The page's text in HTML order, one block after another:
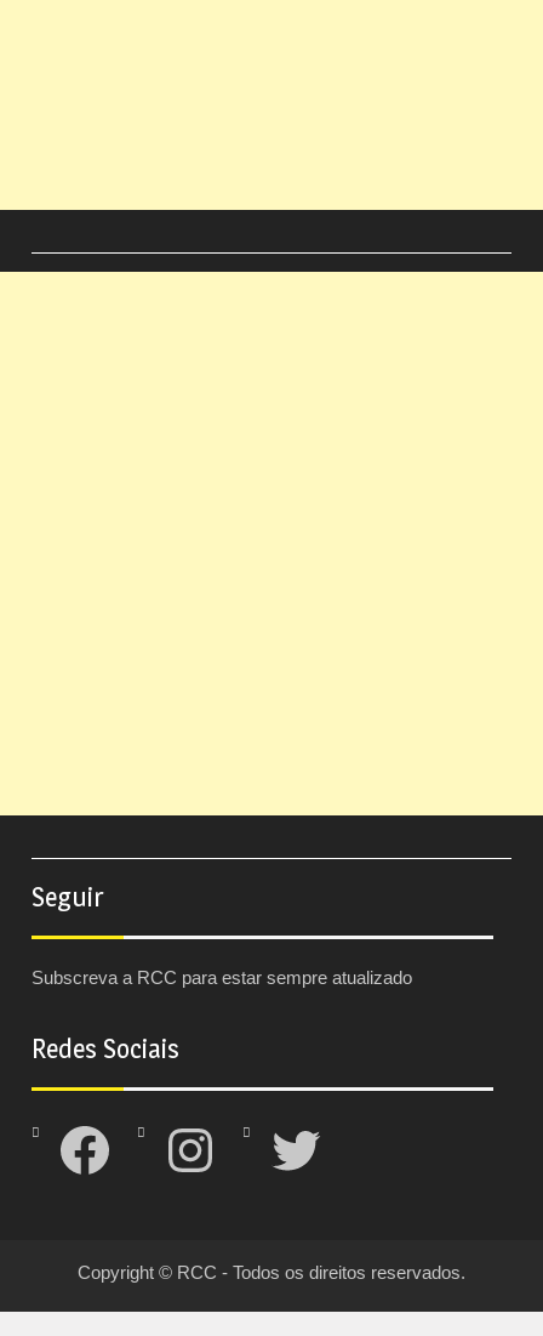
Seguir
Subscreva a RCC para estar sempre atualizado
Redes Sociais
Facebook Instagram Twitter
Copyright © RCC - Todos os direitos reservados.